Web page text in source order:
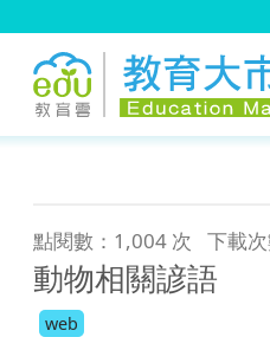
點閱數：1,004 次 下載
動物相關諺語
web